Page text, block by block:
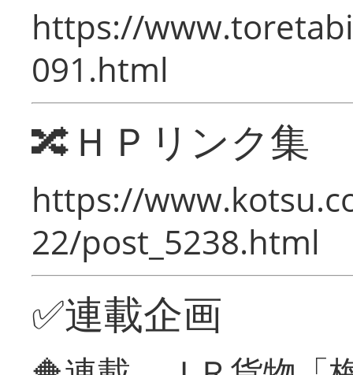
https://
091.html
🔀ＨＰリンク集
https://
22/post_5238.html
✅連載企画